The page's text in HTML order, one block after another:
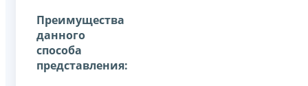
Преимущества
данного
способа
представления: